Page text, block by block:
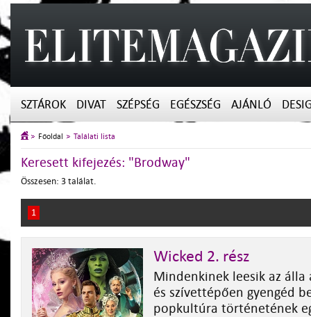
SZTÁROK DIVAT SZÉPSÉG EGÉSZSÉG AJÁNLÓ
Főoldal Találati lista
Keresett kifejezés: "Brodway"
Összesen: 3 találat.
1
Wicked 2. rész
Mindenkinek leesik az álla
és szívettépően gyengéd
popkultúra történetének